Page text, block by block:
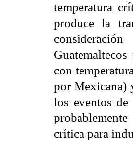
temperatura
produce la
con
por Mexicana)
los eventos
crítica para